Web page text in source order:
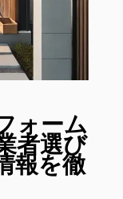
ォーム
者選び
報を徹